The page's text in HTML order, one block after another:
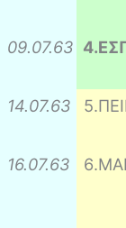
09.07.63 4.
14.07.63 5.
16.07.63 6.